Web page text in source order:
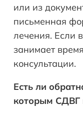
или из
письменная
лечения. Если
занимает
консультации.
Есть ли
которым СДВГ